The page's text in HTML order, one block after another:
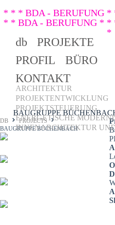
* * * BDA - BERUFUNG
* * BDA - BERUFUNG *
*
db
PROJEKTE
PROFIL
BÜRO
KONTAKT
ARCHITEKTUR
PROJEKTENTWICKLUNG
PROJEKTSTEUERUNG
ENERGETISCHE
INNENARCHITEKTUR
BAUGRUPPE
DB
PROJECTS
BAUGRUPPE BÜCHENBACH